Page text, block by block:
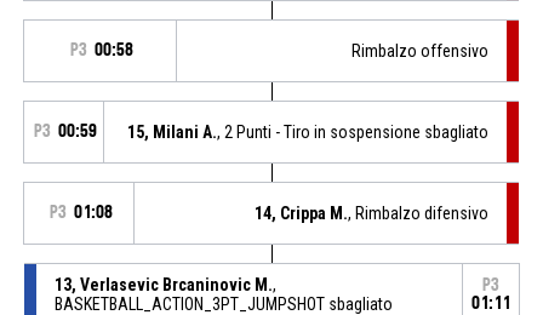
P3 00:58 Rimbalzo offensivo
P3 00:59 15, Milani A., 2 Punti - Tiro in sospensione sbagliato
P3 01:08 14, Crippa M., Rimbalzo difensivo
13, Verlasevic Brcaninovic M.,
BASKETBALL_ACTION_3PT_JUMPSHOT sbagliato
P3
01:11